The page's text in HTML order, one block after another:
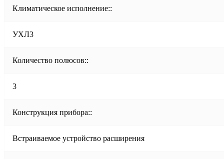
Климатическое исполнение::
УХЛ3
Количество полюсов::
3
Конструкция прибора::
Встраиваемое устройство расширения